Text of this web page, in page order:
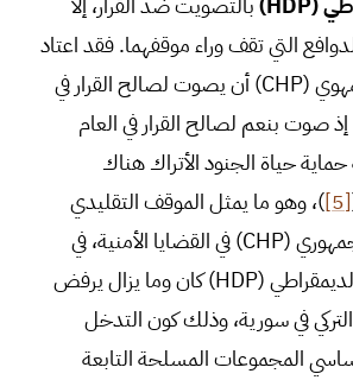
التي تقف وراء موقفهما. فقد اعتاد
حزب الشعب الجمهوي (CHP) أن يصوت لصالح القرار في
صوت بنعم لصالح القرار في العام
حماية حياة الجنود الأتراك هناك
[5]
)، وهو ما يمثل الموقف التقليدي
الحازم للشعب الجمهوري (CHP) في القضايا الأمنية، في
حين أن الشعوب الديمقراطي (HDP) كان وما يزال يرفض
في سورية، وذلك كون التدخل
المجموعات المسلحة التابعة